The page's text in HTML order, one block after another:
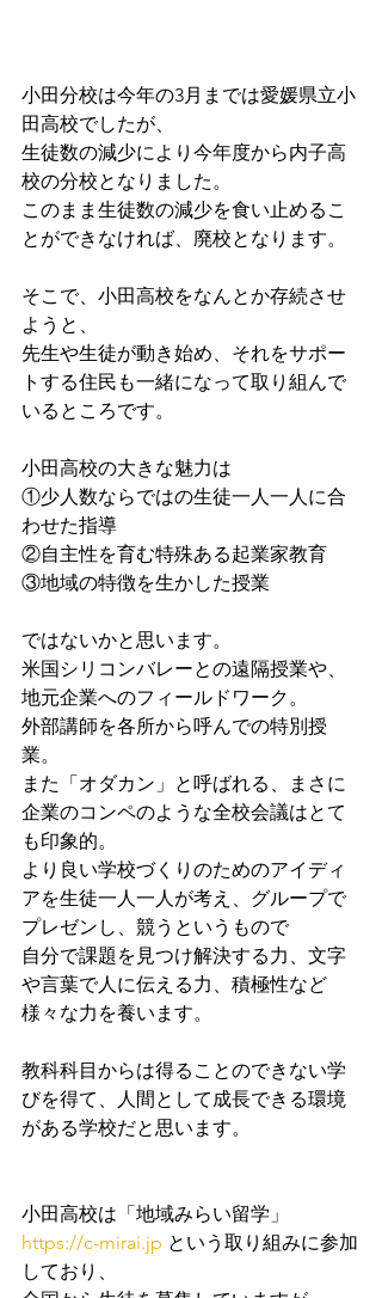
小田分校は今年の3月までは愛媛県立小
田高校でしたが、
生徒数の減少により今年度から内子高
校の分校となりました。
このまま生徒数の減少を食い止めるこ
とができなければ、廃校となります。
そこで、小田高校をなんとか存続させ
ようと、
先生や生徒が動き始め、それをサポー
トする住民も一緒になって取り組んで
いるところです。
小田高校の大きな魅力は
①少人数ならではの生徒一人一人に合
わせた指導
②自主性を育む特殊ある起業家教育
③地域の特徴を生かした授業
ではないかと思います。
米国シリコンバレーとの遠隔授業や、
地元企業へのフィールドワーク。
外部講師を各所から呼んでの特別授
業。
また「オダカン」と呼ばれる、まさに
企業のコンペのような全校会議はとて
も印象的。
より良い学校づくりのためのアイディ
アを生徒一人一人が考え、グループで
プレゼンし、競うというもので
自分で課題を見つけ解決する力、文字
や言葉で人に伝える力、積極性など
様々な力を養います。
教科科目からは得ることのできない学
びを得て、人間として成長できる環境
がある学校だと思います。
小田高校は「地域みらい留学」
https://c-mirai.jp という取り組みに参加
しており、